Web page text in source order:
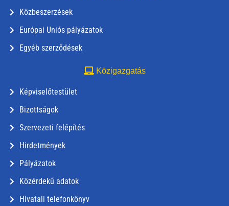
Közbeszerzések
Európai Uniós pályázatok
Egyéb szerződések
Közigazgatás
Képviselőtestület
Bizottságok
Szervezeti felépítés
Hirdetmények
Pályázatok
Közérdekű adatok
Hivatali telefonkönyv